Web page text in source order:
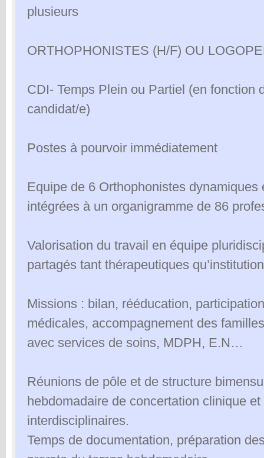
plusieurs
ORTHOPHONISTES (H/F) OU
CDI- Temps Plein ou Partiel (en fonction
candidat/e)
Postes à pourvoir immédiatement
Equipe de 6 Orthophonistes dynamiques
intégrées à un organigramme de 86
Valorisation du travail en équipe
partagés tant thérapeutiques
Missions : bilan, rééducation,
médicales, accompagnement des
avec services de soins, MDPH, E.N…
Réunions de pôle et de structure
hebdomadaire de concertation clinique et
interdisciplinaires.
Temps de documentation, préparation